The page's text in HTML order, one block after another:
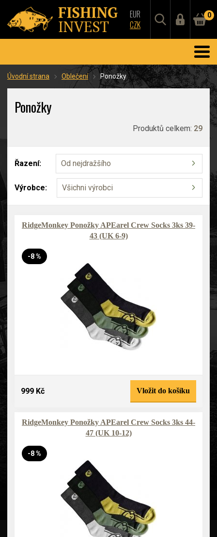
EUR
CZK
0
Úvodní strana Oblečení Ponožky
Ponožky
Produktů celkem: 29
Řazení: Od nejdražšího
Výrobce: Všichni výrobci
RidgeMonkey Ponožky APEarel Crew Socks 3ks 39-
43 (UK 6-9)
-8 %
999 Kč Vložit do košíku
RidgeMonkey Ponožky APEarel Crew Socks 3ks 44-
47 (UK 10-12)
-8 %